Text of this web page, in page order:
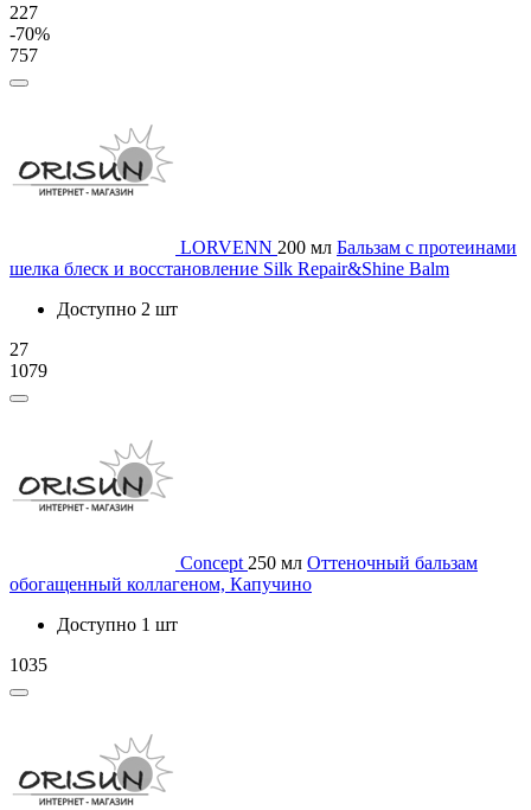
227
-70%
757
LORVENN 200 мл Бальзам с протеинами
шелка блеск и восстановление Silk Repair&Shine Balm
Доступно 2 шт
27
1079
Concept 250 мл Оттеночный бальзам
обогащенный коллагеном, Капучино
Доступно 1 шт
1035